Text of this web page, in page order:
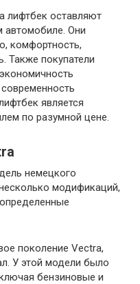
лифтбек оставляют
Они
комфортность,
Также покупатели
является
по разумной цене.
немецкого
модификаций,
поколение Vectra,
У этой модели было
бензиновые и